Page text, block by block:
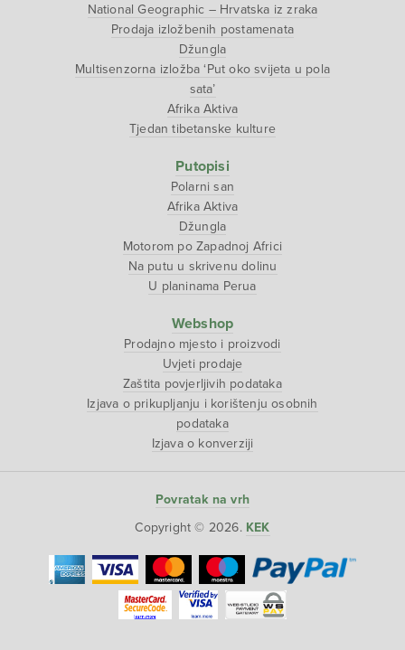
National Geographic – Hrvatska iz zraka
Prodaja izložbenih postamenata
Džungla
Multisenzorna izložba ‘Put oko svijeta u pola
sata’
Afrika Aktiva
Tjedan tibetanske kulture
Putopisi
Polarni san
Afrika Aktiva
Džungla
Motorom po Zapadnoj Africi
Na putu u skrivenu dolinu
U planinama Perua
Webshop
Prodajno mjesto i proizvodi
Uvjeti prodaje
Zaštita povjerljivih podataka
Izjava o prikupljanju i korištenju osobnih
podataka
Izjava o konverziji
Povratak na vrh
Copyright © 2026. KEK